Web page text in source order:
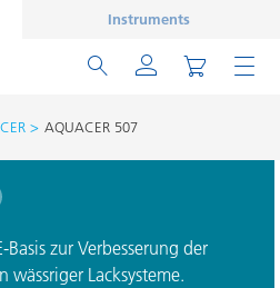
Instruments
AQUACER 507
zur Verbesserung der
Lacksysteme.